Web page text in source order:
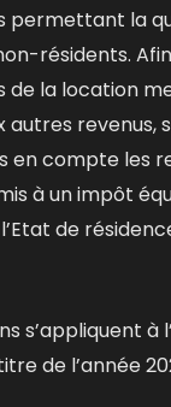
permettant la
résidents.
de la location
autres revenus,
en compte les
à un impôt
de
s’appliquent à
de l’année